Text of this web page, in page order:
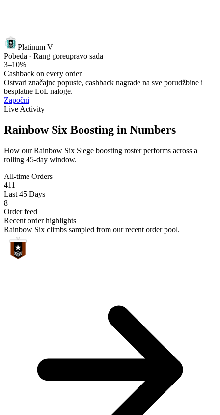
Platinum V
Pobeda · Rang goreupravo sada
3–10%
Cashback on every order
Ostvari značajne popuste, cashback nagrade na sve porudžbine i
besplatne LoL naloge.
Započni
Live Activity
Rainbow Six Boosting in Numbers
How our Rainbow Six Siege boosting roster performs across a
rolling 45-day window.
All-time Orders
411
Last 45 Days
8
Order feed
Recent order highlights
Rainbow Six climbs sampled from our recent order pool.